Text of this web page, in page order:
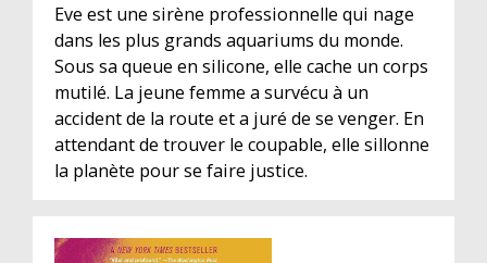
Eve est une sirène professionnelle qui nage
dans les plus grands aquariums du monde.
Sous sa queue en silicone, elle cache un corps
mutilé. La jeune femme a survécu à un
accident de la route et a juré de se venger. En
attendant de trouver le coupable, elle sillonne
la planète pour se faire justice.